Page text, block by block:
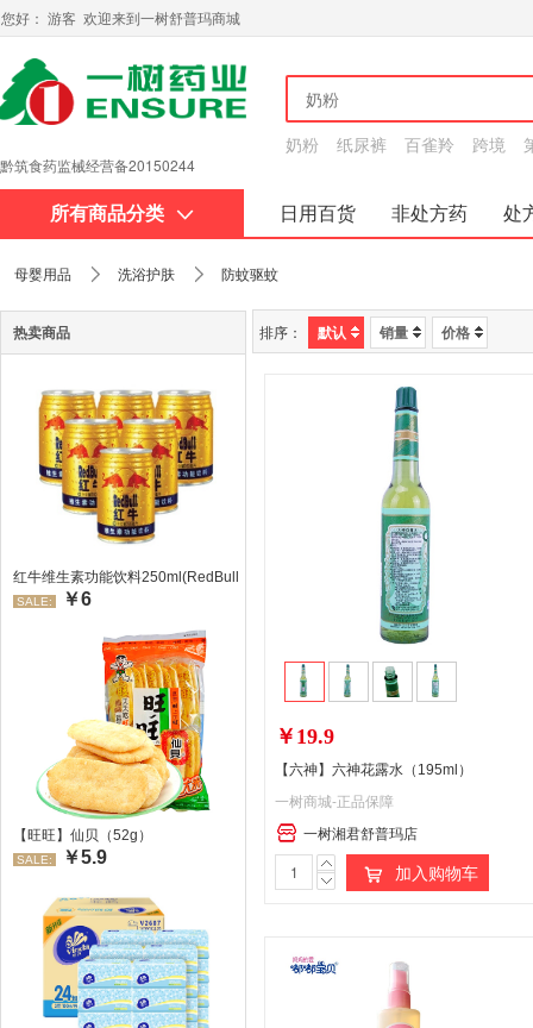
您好： 游客 欢迎来到一树舒普玛商城
黔
食
监
20150244
医疗器械经营许可证：20160044号
奶粉 纸尿裤 百雀羚 跨境
所有商品分类 日用百货 非处方药
处
母婴用品 洗浴护肤 防蚊驱蚊
热卖商品
红牛维生素功能饮料250ml(RedBull/红牛)
SALE: ￥6
【旺旺】仙贝（52g）
SALE: ￥5.9
排序： 默认 销量 价格
￥19.9
【六神】六神花露水（195ml）
一树商城-正品保障
一树湘君舒普玛店
加入购物车